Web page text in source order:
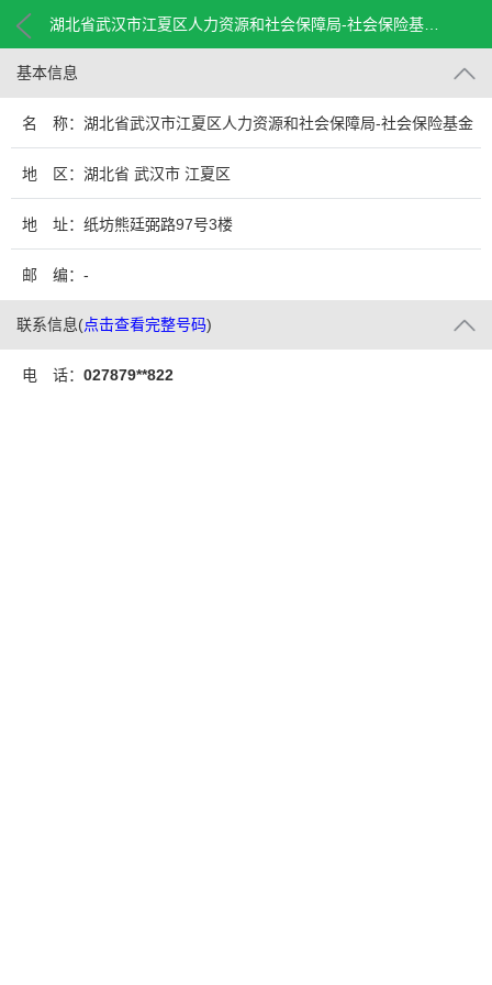
湖北省武汉市江夏区人力资源和社会保障局-社会保险基金结算中心
基本信息
名 称：湖北省武汉市江夏区人力资源和社会保障局-社会保险基金
结算中心
地 区：湖北省 武汉市 江夏区
地 址：纸坊熊廷弼路97号3楼
邮 编：-
联系信息(点击查看完整号码)
电 话： 027879**822